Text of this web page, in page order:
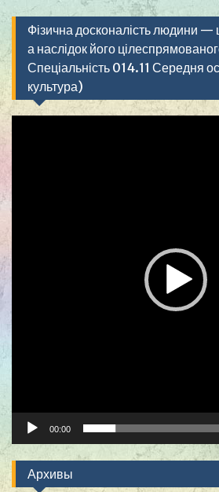
Фізична досконалість людини —
а наслідок його
Спеціальність 014.11 Середня
культура)
00:00
Архивы